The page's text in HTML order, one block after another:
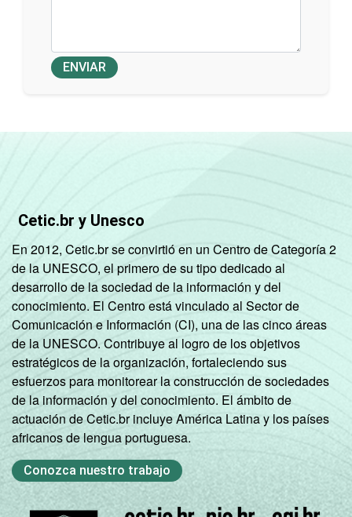
ENVIAR
Cetic.br y Unesco
En 2012, Cetic.br se convirtió en un Centro de Categoría 2
de la UNESCO, el primero de su tipo dedicado al
desarrollo de la sociedad de la información y del
conocimiento. El Centro está vinculado al Sector de
Comunicación e Información (CI), una de las cinco áreas
de la UNESCO. Contribuye al logro de los objetivos
estratégicos de la organización, fortaleciendo sus
esfuerzos para monitorear la construcción de sociedades
de la información y del conocimiento. El ámbito de
actuación de Cetic.br incluye América Latina y los países
africanos de lengua portuguesa.
Conozca nuestro trabajo